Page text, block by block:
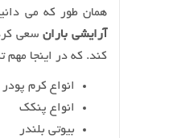
همان طور که می
آرایشی باران سعی
کند. که در اینجا مهم
انواع کرم پودر
انواع پنکک
بیوتی بلندر